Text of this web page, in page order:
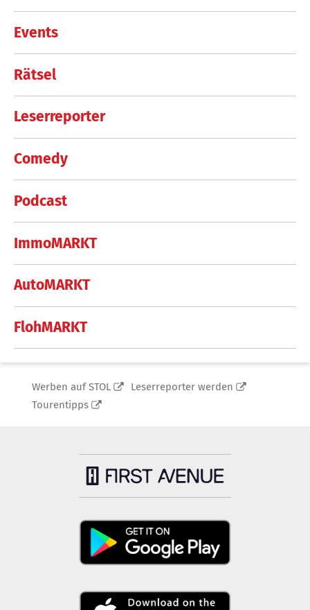
Events
Rätsel
Leserreporter
Comedy
Podcast
ImmoMARKT
AutoMARKT
FlohMARKT
Werben auf STOL
Leserreporter werden
Tourentipps